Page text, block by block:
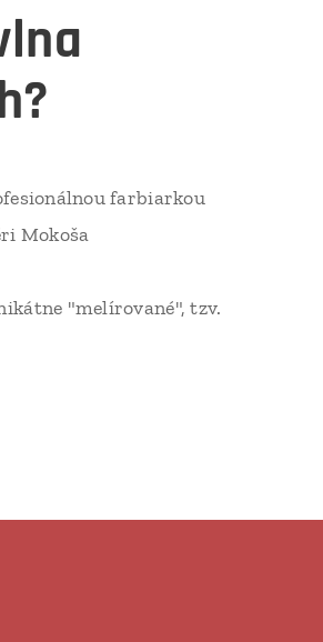
farbiarkou
Mokoša
"melírované", tzv.